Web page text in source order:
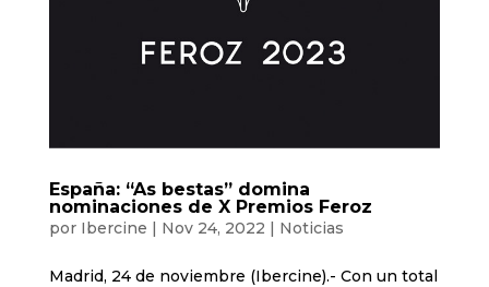
España: “As bestas” domina
nominaciones de X Premios Feroz
por Ibercine | Nov 24, 2022 | Noticias
Madrid, 24 de noviembre (Ibercine).- Con un total